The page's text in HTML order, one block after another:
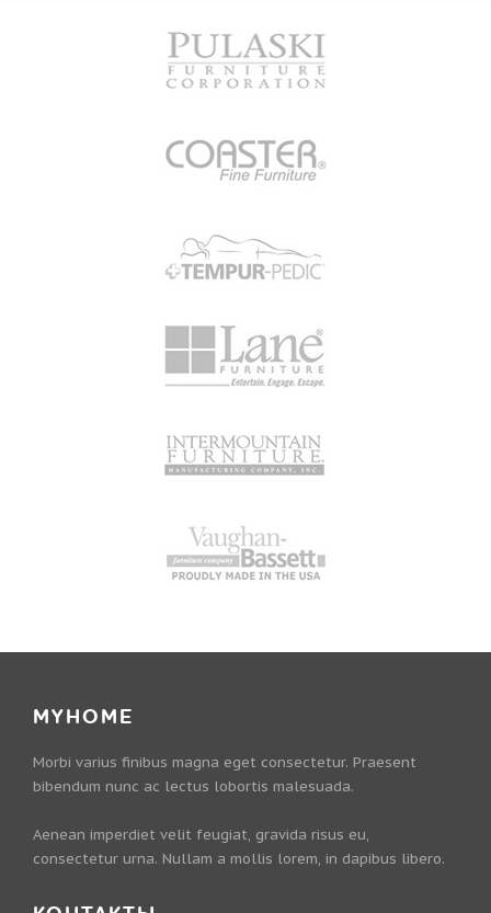
MYHOME
Morbi varius finibus magna eget consectetur. Praesent
bibendum nunc ac lectus lobortis malesuada.
Aenean imperdiet velit feugiat, gravida risus eu,
consectetur urna. Nullam a mollis lorem, in dapibus libero.